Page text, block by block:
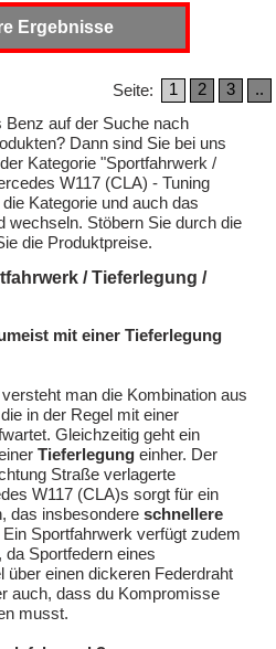
Ergebnisse
..
3
2
1
Seite:
auf der Suche nach
Dann sind Sie bei uns
Kategorie "Sportfahrwerk /
W117 (CLA) - Tuning
Kategorie und auch das
wechseln. Stöbern Sie durch die
die Produktpreise.
/ Tieferlegung /
mit einer Tieferlegung
man die Kombination aus
in der Regel mit einer
Gleichzeitig geht ein
Tieferlegung einher. Der
Straße verlagerte
W117 (CLA)s sorgt für ein
das insbesondere schnellere
Sportfahrwerk verfügt zudem
da Sportfedern eines
über einen dickeren Federdraht
auch, dass du Kompromisse
musst.